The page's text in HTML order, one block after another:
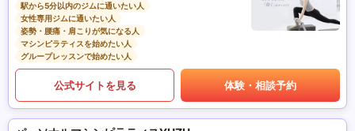
駅から5分以内のジムに通いたい人
女性専用ジムに通いたい人
姿勢・腰痛・肩こりが気になる人
マシンピラティスを始めたい人
グループレッスンで始めたい人
公式サイトを見る 体験・相談予約